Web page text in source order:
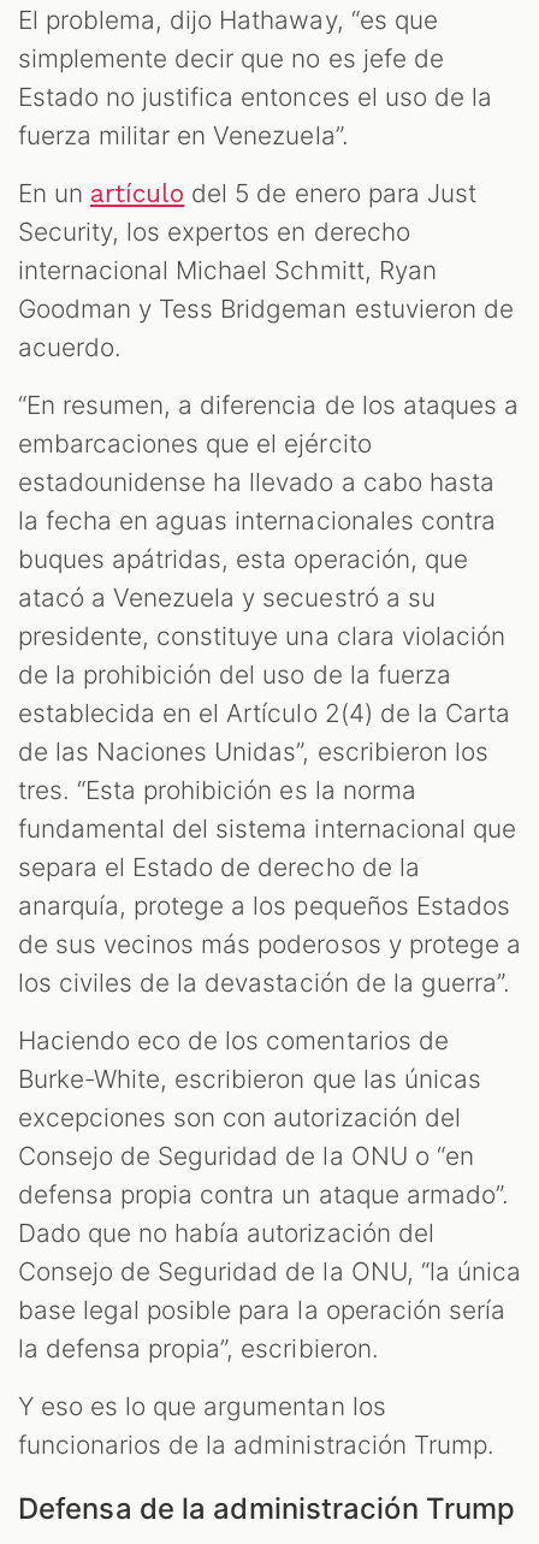
El problema, dijo Hathaway, “es que
simplemente decir que no es jefe de
Estado no justifica entonces el uso de la
fuerza militar en Venezuela”.
En un artículo del 5 de enero para Just
Security, los expertos en derecho
internacional Michael Schmitt, Ryan
Goodman y Tess Bridgeman estuvieron de
acuerdo.
“En resumen, a diferencia de los ataques a
embarcaciones que el ejército
estadounidense ha llevado a cabo hasta
la fecha en aguas internacionales contra
buques apátridas, esta operación, que
atacó a Venezuela y secuestró a su
presidente, constituye una clara violación
de la prohibición del uso de la fuerza
establecida en el Artículo 2(4) de la Carta
de las Naciones Unidas”, escribieron los
tres. “Esta prohibición es la norma
fundamental del sistema internacional que
separa el Estado de derecho de la
anarquía, protege a los pequeños Estados
de sus vecinos más poderosos y protege a
los civiles de la devastación de la guerra”.
Haciendo eco de los comentarios de
Burke-White, escribieron que las únicas
excepciones son con autorización del
Consejo de Seguridad de la ONU o “en
defensa propia contra un ataque armado”.
Dado que no había autorización del
Consejo de Seguridad de la ONU, “la única
base legal posible para la operación sería
la defensa propia”, escribieron.
Y eso es lo que argumentan los
funcionarios de la administración Trump.
Defensa de la administración Trump